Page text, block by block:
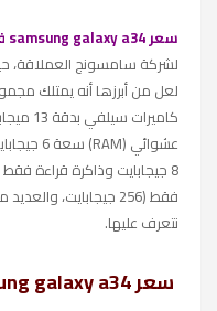
سعر samsung galaxy a34 في مصر
لشركة سامسونج العملاقة،
لعل من أبرزهاأنه يمتلك
كاميرات سيلفي بدقة 13 ميجابكسل، وكذلك
فقط (256 جيجابايت،
نتعرف عليها.
سعر samsung galaxy a34 في مصر